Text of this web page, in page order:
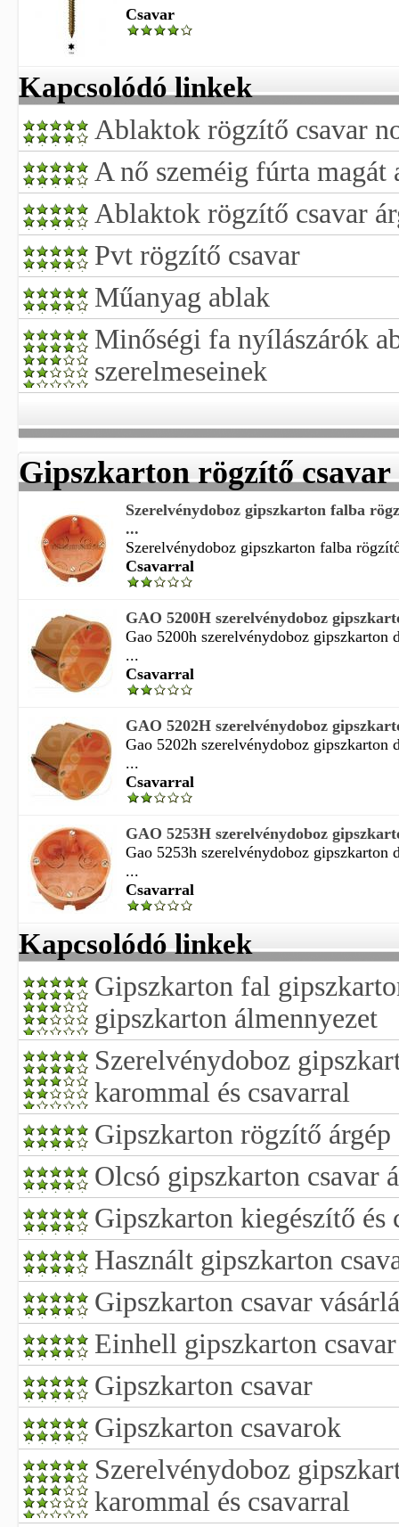
Csavar
Kapcsolódó linkek
Ablaktok rögzítő csavar
A nő szeméig fúrta magát
Ablaktok rögzítő csavar
Pvt rögzítő csavar
Műanyag ablak
Minőségi fa nyílászárók
szerelmeseinek
Gipszkarton rögzítő csavar
Szerelvénydoboz gipszkarton falba
...
Szerelvénydoboz gipszkarton falba
Csavarral
GAO 5200H szerelvénydoboz
Gao 5200h szerelvénydoboz gipszkarton
...
Csavarral
GAO 5202H szerelvénydoboz
Gao 5202h szerelvénydoboz gipszkarton
...
Csavarral
GAO 5253H szerelvénydoboz
Gao 5253h szerelvénydoboz gipszkarton
...
Csavarral
Kapcsolódó linkek
Gipszkarton fal
gipszkarton álmennyezet
Szerelvénydoboz
karommal és csavarral
Gipszkarton rögzítő árgép
Olcsó gipszkarton csavar
Gipszkarton kiegészítő és
Használt gipszkarton
Gipszkarton csavar
Einhell gipszkarton
Gipszkarton csavar
Gipszkarton csavarok
Szerelvénydoboz
karommal és csavarral